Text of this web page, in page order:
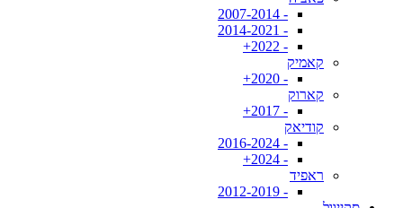
- 2007-2014
- 2014-2021
- 2022+
קאמיק
- 2020+
קארוק
- 2017+
קודיאק
- 2016-2024
- 2024+
ראפיד
- 2012-2019